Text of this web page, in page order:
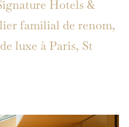
Hotels &
familial de renom,
luxe à Paris, St